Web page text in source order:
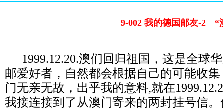
9-002 我的德国邮友-2 “
1999.12.20.澳们回归祖国，这是全球
邮爱好者，自然都会根据自己的可能收
门无亲无故，出乎我的意料,就在
我接连接到了从澳门寄来的两封挂号信